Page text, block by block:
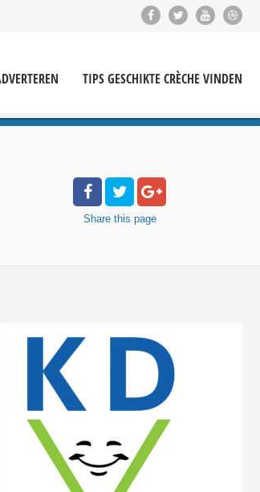
TIPS GESCHIKTE CRÈCHE VINDEN
Share this page